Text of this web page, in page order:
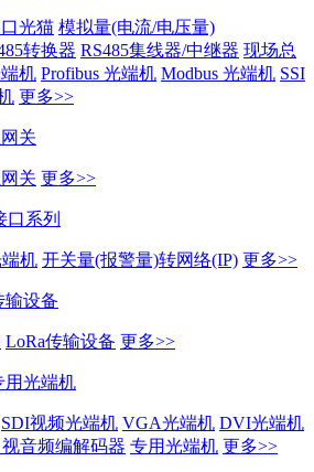
口光猫 模拟量(电流/电压量)
转换器 RS485集线器/中继器 现场总
机 Profibus 光端机 Modbus 光端机 SSI
更多>>
关
关 更多>>
口系列
机 开关量(报警量)转网络(IP) 更多>>
输设备
LoRa传输设备 更多>>
用光端机
SDI视频光端机 VGA光端机 DVI光端机
视音频编解码器 专用光端机 更多>>